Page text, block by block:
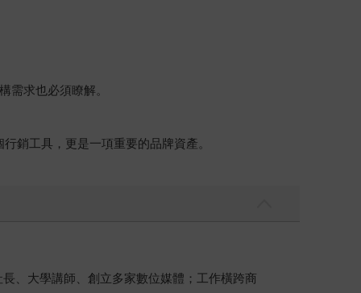
需求也必須瞭解。
銷工具，更是一項重要的品牌資產。
、大學講師、創立多家數位媒體；工作橫跨商